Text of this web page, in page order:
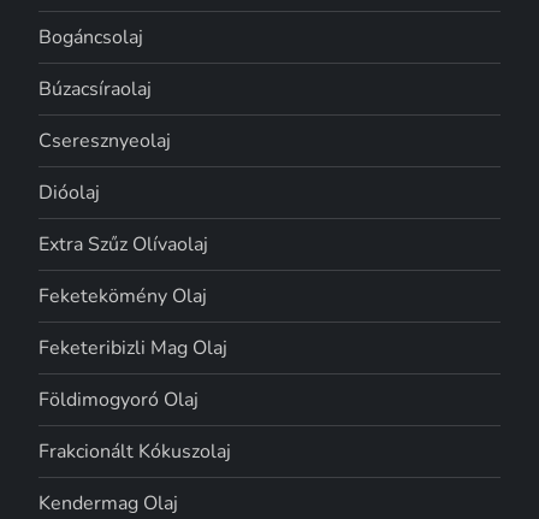
Bogáncsolaj
Búzacsíraolaj
Cseresznyeolaj
Dióolaj
Extra Szűz Olívaolaj
Feketekömény Olaj
Feketeribizli Mag Olaj
Földimogyoró Olaj
Frakcionált Kókuszolaj
Kendermag Olaj